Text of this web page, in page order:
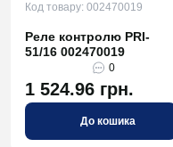
Код товару: 002470019
Реле контролю PRI-
51/16 002470019
0
1 524.96 грн.
До кошика